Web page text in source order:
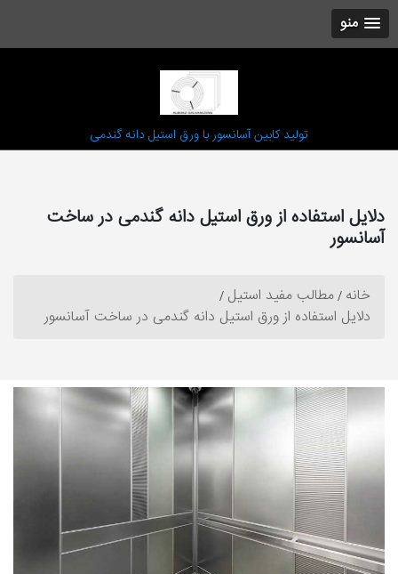
منو
تولید کابین آسانسور با ورق استیل دانه گندمی
دلایل استفاده از ورق استیل دانه گندمی در ساخت
آسانسور
خانه مطالب مفید استیل
دلایل استفاده از ورق استیل دانه گندمی در ساخت آسانسور